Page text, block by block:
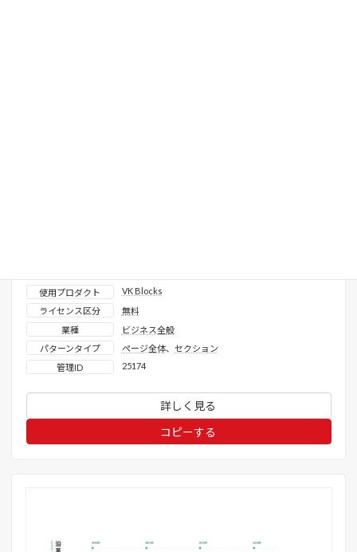
使用プロダクト
VK Blocks
ライセンス区分
無料
業種
ビジネス全般
パターンタイプ
ページ全体、 セクション
管理ID
25174
詳しく見る
コピーする